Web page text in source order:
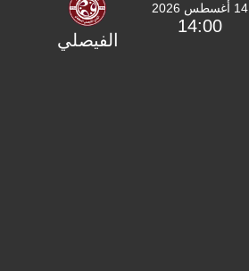
14 أغسطس 2026
14:00
الفيصلي